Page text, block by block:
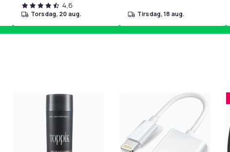
4,6
torsdag, 20 aug. tirsdag, 18 aug.